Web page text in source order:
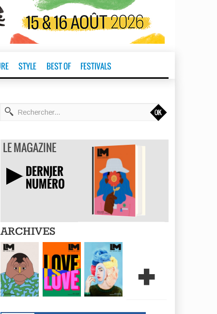
STYLE BEST OF FESTIVALS
t
LE MAGAZINE
DERNIER
NUMÉRO TÉLÉCHARGER
ARCHIVES +